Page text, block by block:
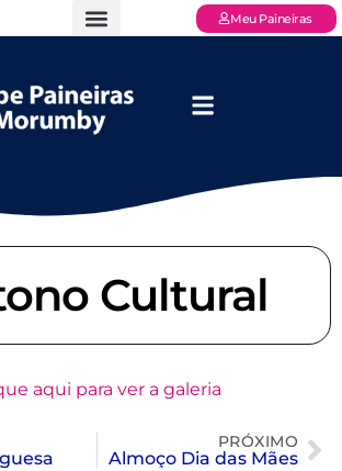
Meu Paineiras
Cultural
aqui para ver a galeria
PRÓXIMO
Almoço Dia das Mães